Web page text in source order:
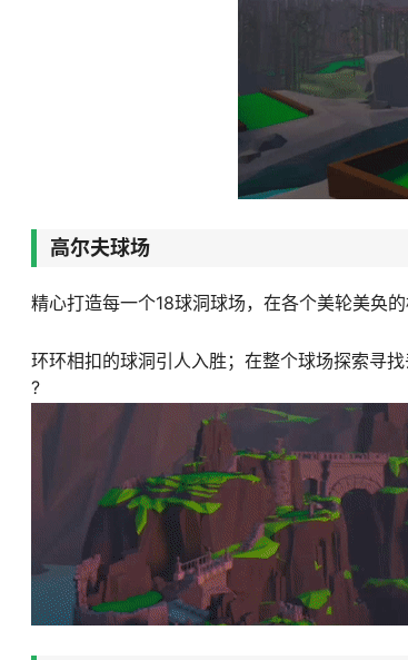
高尔夫球场
精心打造每一个18球洞球场，在各个美轮美奂
环环相扣的球洞引人入胜；在整个球场探索寻
?